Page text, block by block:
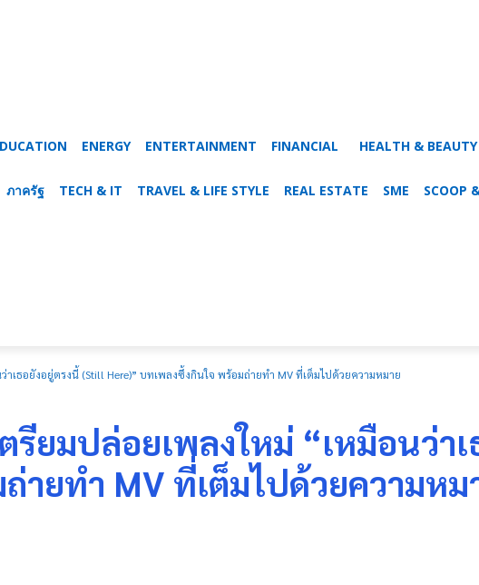
ENERGY ENTERTAINMENT FINANCIAL HEALTH & BEAUTY
ภาครัฐ TECH & IT TRAVEL & LIFE STYLE REAL ESTATE SME SCOOP
เธอยังอยู่ตรงนี้ (Still Here)” บทเพลงซึ้งกินใจ พร้อมถ่ายทำ MV ที่เต็มไปด้วยความหมาย
ยมปล่อยเพลงใหม่ “เหมือนว่า
ายทำ MV ที่เต็มไปด้วยความหม